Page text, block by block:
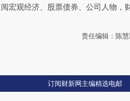
阅宏观经济、股票债券、公司人物，
责任编辑：陈
订阅财新网主编精选电邮